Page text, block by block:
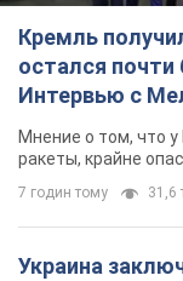
Кремль
остался почти
Интервью с
Мнение о том, что
ракеты, крайне
7 годин тому 31,6
Украина